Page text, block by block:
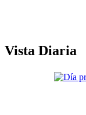
Vista Diaria